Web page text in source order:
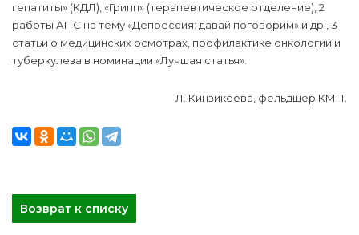
гепатиты» (КДЛ), «Грипп» (терапевтическое отделение), 2
работы АПС на тему «Депрессия: давай поговорим» и др., 3
статьи о медицинских осмотрах, профилактике онкологии и
туберкулеза в номинации «Лучшая статья».
Л. Кинзикеева, фельдшер КМП.
Возврат к списку